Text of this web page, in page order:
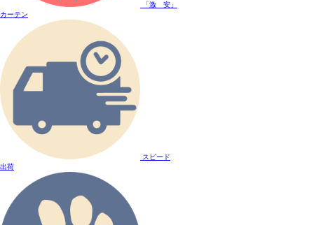
「激 安」
カーテン
スピード
出荷